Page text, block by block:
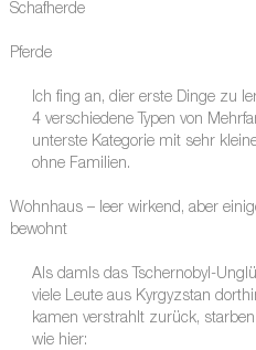
Schafherde
Pferde
Ich fing an, dier erste Dinge zu
4 verschiedene Typen von
unterste Kategorie mit sehr
ohne Familien.
Wohnhaus – leer wirkend, aber
bewohnt
Als damls das Tschernobyl-
viele Leute aus Kyrgyzstan
kamen verstrahlt zurück,
wie hier: